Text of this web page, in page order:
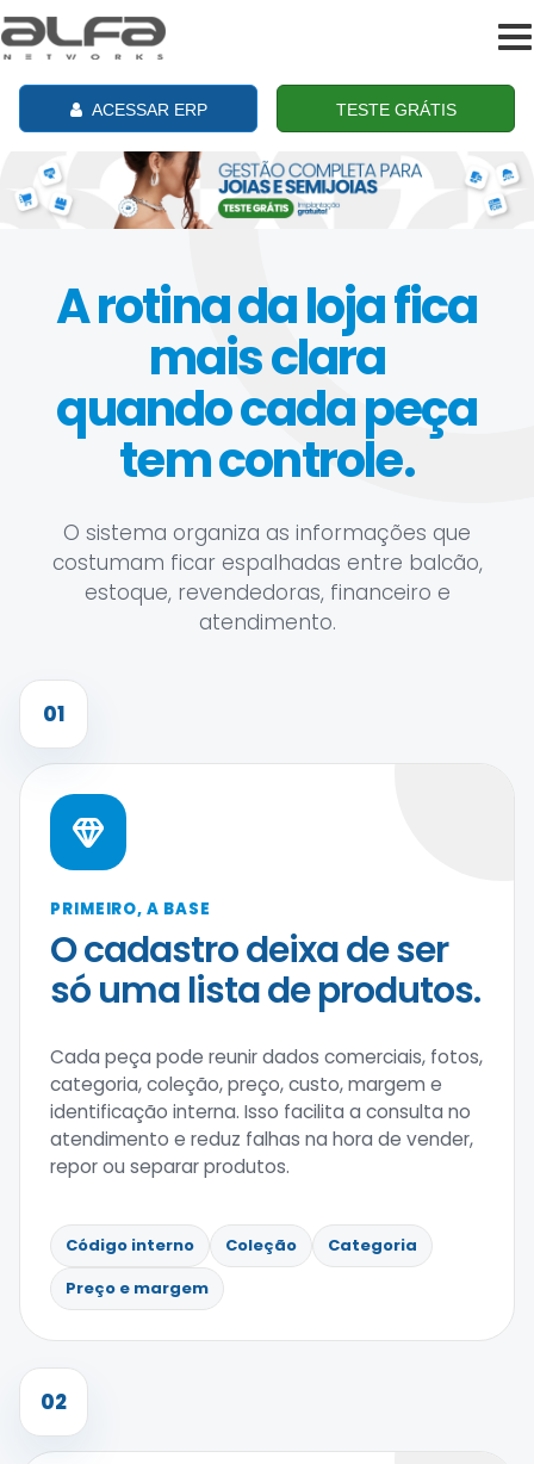
ACESSAR ERP TESTE GRÁTIS
A rotina da loja fica
mais clara
quando cada peça
tem controle.
O sistema organiza as informações que
costumam ficar espalhadas entre balcão,
estoque, revendedoras, financeiro e
atendimento.
01
PRIMEIRO, A BASE
O cadastro deixa de ser
só uma lista de produtos.
Cada peça pode reunir dados comerciais, fotos,
categoria, coleção, preço, custo, margem e
identificação interna. Isso facilita a consulta no
atendimento e reduz falhas na hora de vender,
repor ou separar produtos.
Código interno Coleção
Categoria
Preço e margem
02